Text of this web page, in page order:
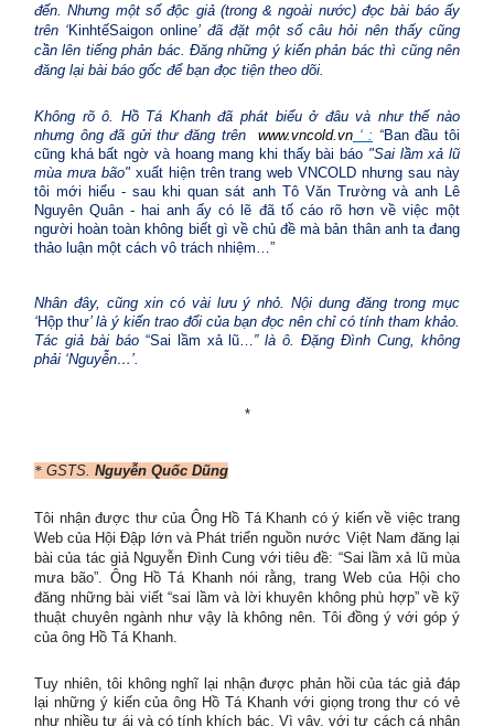
đến. Nhưng một số độc giả (trong & ngoài nước) đọc bài báo ấy
trên ‘KinhtếSaigon online’ đã đặt một số câu hỏi nên thấy cũng
cần lên tiếng phản bác. Đăng những ý kiến phản bác thì cũng nên
đăng lại bài báo gốc để bạn đọc tiện theo dõi.
Không rõ ô. Hồ Tá Khanh đã phát biểu ở đâu và như thế nào
nhưng ông đã gửi thư đăng trên
www.vncold.vn‘ : “Ban đầu tôi
cũng khá bất ngờ và hoang mang khi thấy bài báo "Sai lầm xả lũ
mùa mưa bão" xuất hiện trên trang web VNCOLD nhưng sau này
tôi mới hiểu - sau khi quan sát anh Tô Văn Trường và anh Lê
Nguyên Quân - hai anh ấy có lẽ đã tố cáo rõ hơn về việc một
người hoàn toàn không biết gì về chủ đề mà bản thân anh ta đang
thảo luận một cách vô trách nhiệm…”
Nhân đây, cũng xin có vài lưu ý nhỏ. Nội dung đăng trong mục
‘Hộp thư’ là ý kiến trao đổi của bạn đọc nên chỉ có tính tham khảo.
Tác giả bài báo “Sai lầm xả lũ…” là ô. Đặng Đình Cung, không
phải ‘Nguyễn…’.
*
* GSTS. Nguyễn Quốc Dũng
Tôi nhận được thư của Ông Hồ Tá Khanh có ý kiến về việc trang
Web của Hội Đập lớn và Phát triển nguồn nước Việt Nam đăng lại
bài của tác giả Nguyễn Đình Cung với tiêu đề: “Sai lầm xả lũ mùa
mưa bão”. Ông Hồ Tá Khanh nói rằng, trang Web của Hội cho
đăng những bài viết “sai lầm và lời khuyên không phù hợp” về kỹ
thuật chuyên ngành như vậy là không nên. Tôi đồng ý với góp ý
của ông Hồ Tá Khanh.
Tuy nhiên, tôi không nghĩ lại nhận được phản hồi của tác giả đáp
lại những ý kiến của ông Hồ Tá Khanh với giọng trong thư có vẻ
như nhiều tự ái và có tính khích bác. Vì vậy, với tư cách cá nhân